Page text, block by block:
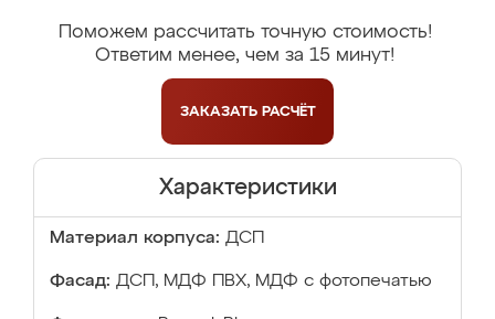
Поможем рассчитать точную стоимость!
Ответим менее, чем за 15 минут!
ЗАКАЗАТЬ РАСЧЁТ
Характеристики
Материал корпуса: ДСП
Фасад: ДСП, МДФ ПВХ, МДФ с фотопечатью